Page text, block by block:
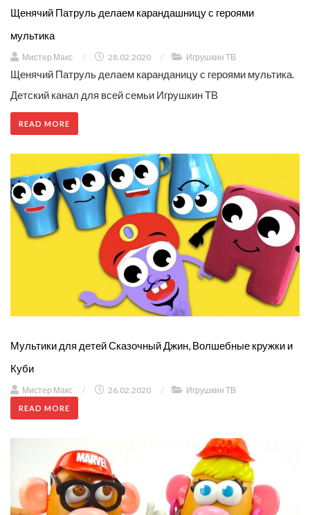
Щенячий Патруль делаем карандашницу с героями
мультика
Мистер Макс / 28.02.2020 / Игрушкин ТВ
Щенячий Патруль делаем каранданицу с героями мультика.
Детский канал для всей семьи Игрушкин ТВ
READ MORE
Мультики для детей Сказочный Джин, Волшебные кружки и
Куби
Мистер Макс / 26.02.2020 / Игрушкин ТВ
READ MORE